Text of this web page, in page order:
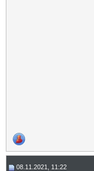
08.11.2021, 11:22